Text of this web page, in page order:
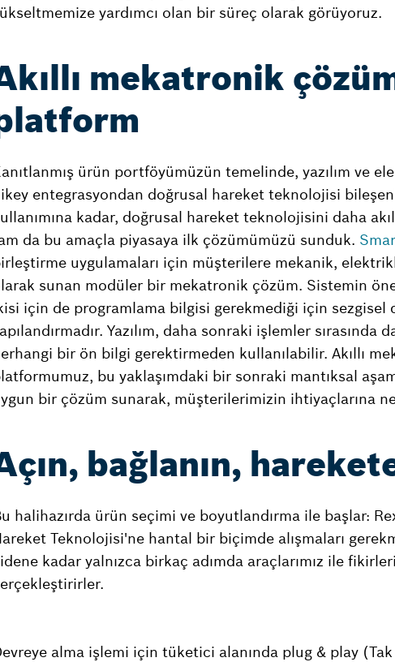
yardımcı olan bir süreç olarak görüyoruz.
mekatronik
ürün portföyümüzün temelinde, yazılım ve
entegrasyondan doğrusal hareket teknolojisi
kadar, doğrusal hareket teknolojisini daha
da bu amaçla piyasaya ilk çözümümüzü sunduk.
uygulamaları için müşterilere mekanik,
sunan modüler bir mekatronik çözüm. Sistemin
için de programlama bilgisi gerekmediği için sezgisel
Yazılım, daha sonraki işlemler
bir ön bilgi gerektirmeden kullanılabilir. Akıllı
bu yaklaşımdaki bir sonraki mantıksal
bir çözüm sunarak, müşterilerimizin ihtiyaçlarına
bağlanın,
halihazırda ürün seçimi ve boyutlandırma ile başlar:
Teknolojisi'ne hantal bir biçimde alışmaları
kadar yalnızca birkaç adımda araçlarımız ile
alma işlemi için tüketici alanında plug & play (Tak